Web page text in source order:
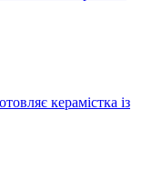
керамістка із